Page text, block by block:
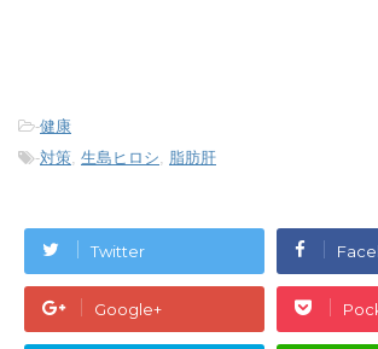
-健康
-対策, 生島ヒロシ, 脂肪肝
Twitter
Google+